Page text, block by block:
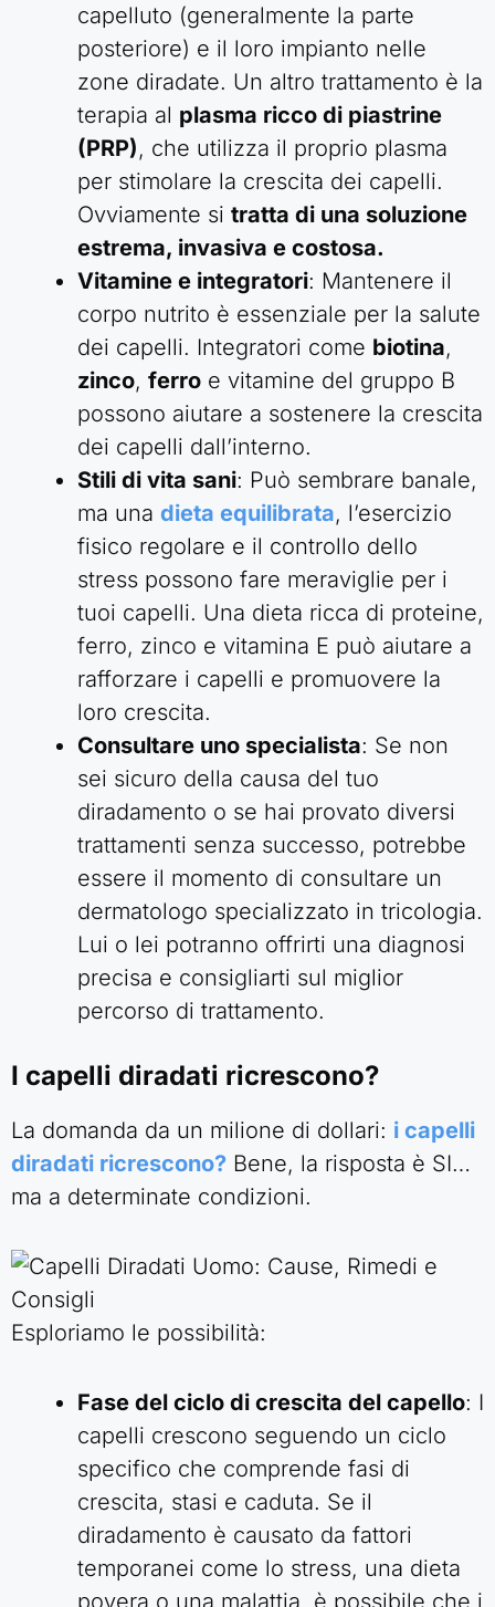
capelluto (generalmente la parte
posteriore) e il loro impianto nelle
zone diradate. Un altro trattamento è la
terapia al plasma ricco di piastrine
(PRP), che utilizza il proprio plasma
per stimolare la crescita dei capelli.
Ovviamente si tratta di una soluzione
estrema, invasiva e costosa.
Vitamine e integratori: Mantenere il
corpo nutrito è essenziale per la salute
dei capelli. Integratori come biotina,
zinco, ferro e vitamine del gruppo B
possono aiutare a sostenere la crescita
dei capelli dall’interno.
Stili di vita sani: Può sembrare banale,
ma una dieta equilibrata, l’esercizio
fisico regolare e il controllo dello
stress possono fare meraviglie per i
tuoi capelli. Una dieta ricca di proteine,
ferro, zinco e vitamina E può aiutare a
rafforzare i capelli e promuovere la
loro crescita.
Consultare uno specialista: Se non
sei sicuro della causa del tuo
diradamento o se hai provato diversi
trattamenti senza successo, potrebbe
essere il momento di consultare un
dermatologo specializzato in tricologia.
Lui o lei potranno offrirti una diagnosi
precisa e consigliarti sul miglior
percorso di trattamento.
I capelli diradati ricrescono?
La domanda da un milione di dollari: i capelli
diradati ricrescono? Bene, la risposta è SI…
ma a determinate condizioni.
Esploriamo le possibilità:
Fase del ciclo di crescita del capello: I
capelli crescono seguendo un ciclo
specifico che comprende fasi di
crescita, stasi e caduta. Se il
diradamento è causato da fattori
temporanei come lo stress, una dieta
povera o una malattia, è possibile che i